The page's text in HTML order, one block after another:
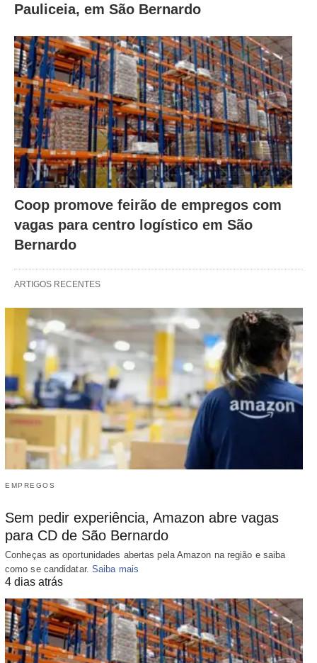
Pauliceia, em São Bernardo
Coop promove feirão de empregos com
vagas para centro logístico em São
Bernardo
ARTIGOS RECENTES
EMPREGOS
Sem pedir experiência, Amazon abre vagas
para CD de São Bernardo
Conheças as oportunidades abertas pela Amazon na região e saiba
como se candidatar. Saiba mais
4 dias atrás